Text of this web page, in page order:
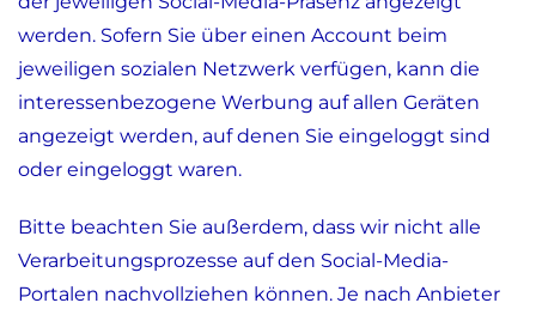
werden. Sofern Sie über einen Account beim
jeweiligen sozialen Netzwerk verfügen, kann die
interessenbezogene Werbung auf allen Geräten
angezeigt werden, auf denen Sie eingeloggt sind
oder eingeloggt waren.
Bitte beachten Sie außerdem, dass wir nicht alle
Verarbeitungsprozesse auf den Social-Media-
Portalen nachvollziehen können. Je nach Anbieter